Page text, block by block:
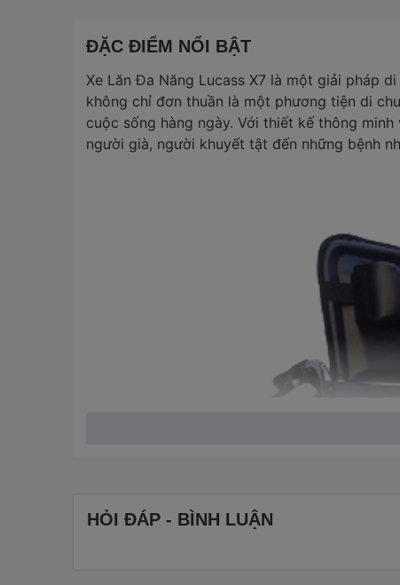
ĐẶC ĐIỂM NỔI BẬT
Xe Lăn Đa Năng Lucass X7 là một giải pháp
không chỉ đơn thuần là một phương tiện di
cuộc sống hàng ngày. Với thiết kế thông
người già, người khuyết tật đến những bệnh
HỎI ĐÁP - BÌNH LUẬN